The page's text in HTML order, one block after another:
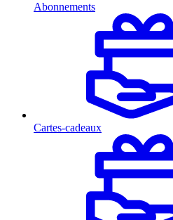
Abonnements
Cartes-cadeaux